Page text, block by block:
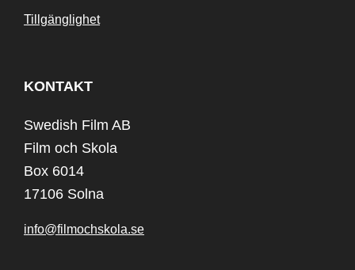
Tillgänglighet
KONTAKT
Swedish Film AB
Film och Skola
Box 6014
17106 Solna
info@filmochskola.se